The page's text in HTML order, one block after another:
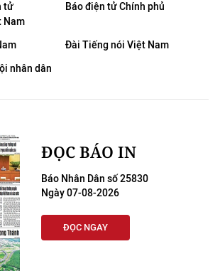
tử
Nam
Báo điện tử Chính phủ
Đài Tiếng nói Việt Nam
nhân dân
ĐỌC BÁO IN
Báo Nhân Dân số 25830
Ngày 07-08-2026
ĐỌC NGAY